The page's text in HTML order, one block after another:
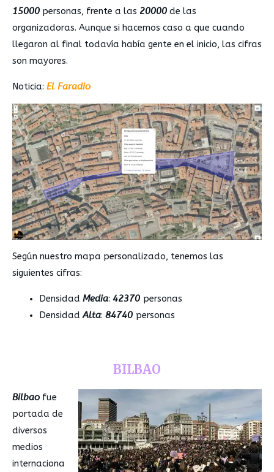
15000 personas, frente a las 20000 de las
organizadoras. Aunque si hacemos caso a que cuando
llegaron al final todavía había gente en el inicio, las cifras
son mayores.
Noticia: El Faradio
Según nuestro mapa personalizado, tenemos las
siguientes cifras:
Densidad Media: 42370 personas
DensidadAlta: 84740 personas
BILBAO
Bilbao fue
portada de
diversos
medios
internaciona